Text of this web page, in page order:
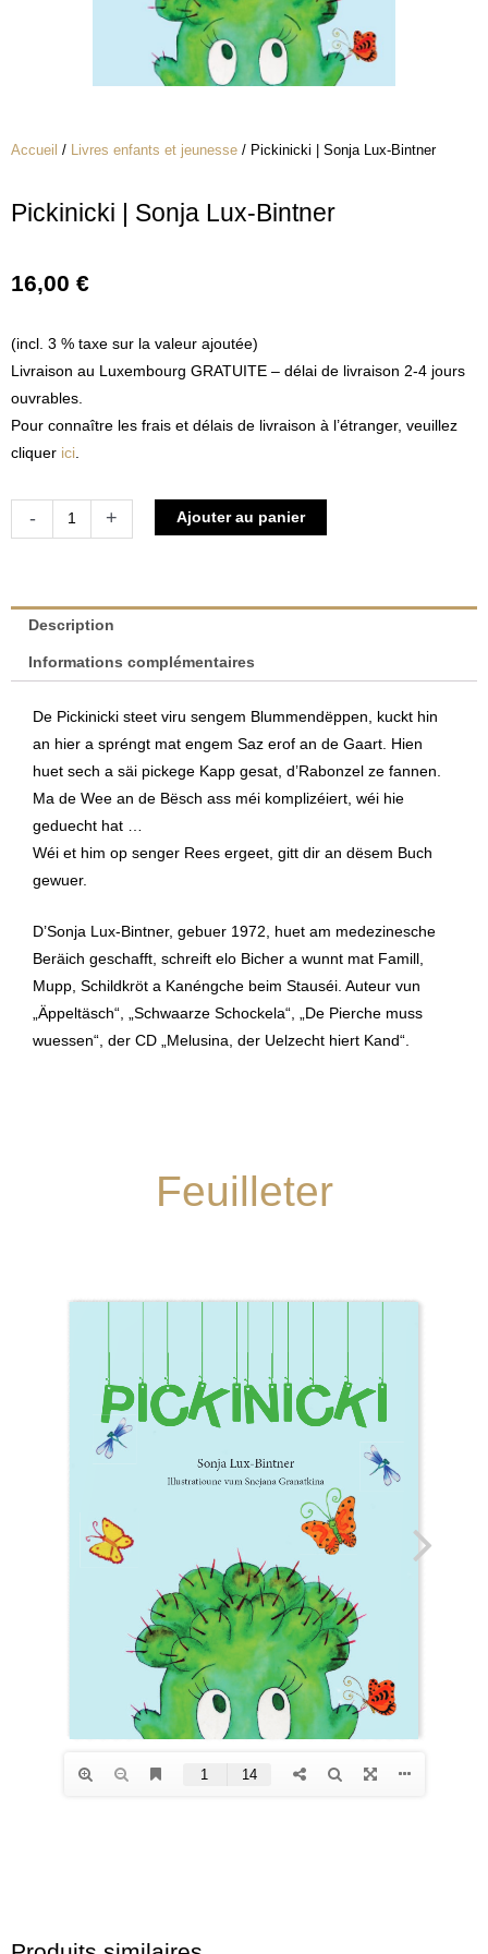
Accueil / Livres enfants et jeunesse / Pickinicki | Sonja Lux-Bintner
Pickinicki | Sonja Lux-Bintner
16,00 €
(incl. 3 % taxe sur la valeur ajoutée)
Livraison au Luxembourg GRATUITE – délai de livraison 2-4 jours
ouvrables.
Pour connaître les frais et délais de livraison à l’étranger, veuillez
cliquer ici
-
quantité
Sonja
Bintner
+ Ajouter au panier
Description
Informations complémentaires
De Pickinicki steet viru sengem Blummendëppen, kuckt hin
an hier a spréngt mat engem Saz erof an de Gaart. Hien
huet sech a säi pickege Kapp gesat, d’Rabonzel ze fannen.
Ma de Wee an de Bësch ass méi komplizéiert, wéi hie
geduecht hat …
Wéi et him op senger Rees ergeet, gitt dir an dësem Buch
gewuer.
D’Sonja Lux-Bintner, gebuer 1972, huet am medezinesche
Beräich geschafft, schreift elo Bicher a wunnt mat Famill,
Mupp, Schildkröt a Kanéngche beim Stauséi. Auteur vun
„Äppeltäsch“, „Schwaarze Schockela“, „De Pierche muss
wuessen“, der CD „Melusina, der Uelzecht hiert Kand“.
Feuilleter